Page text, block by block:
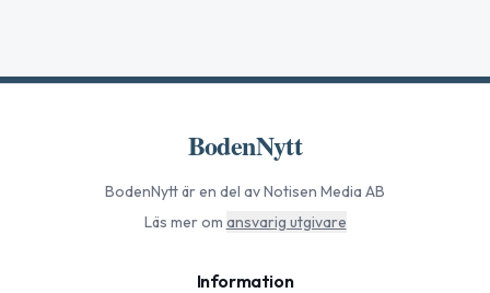
BodenNytt
BodenNyttär en del av Notisen Media AB
Läs mer om ansvarig utgivare
Information